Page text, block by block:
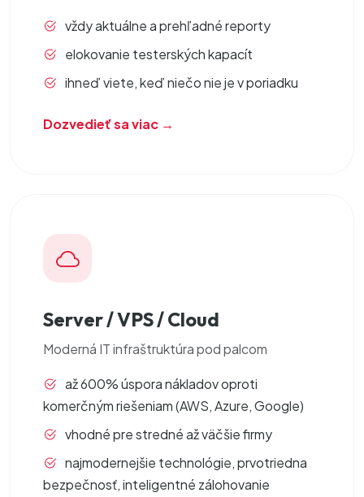
vždy aktuálne a prehľadné reporty
elokovanie testerských kapacít
ihneď viete, keď niečo nie je v poriadku
Dozvedieť sa viac →
Server / VPS / Cloud
Moderná IT infraštruktúrapod palcom
až 600% úspora nákladov oproti
komerčným riešeniam (AWS, Azure, Google)
vhodné pre stredné až väčšie firmy
najmodernejšie technológie, prvotriedna
bezpečnosť, inteligentné zálohovanie